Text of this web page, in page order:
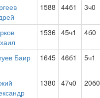
1588 44б1 3ч0
1536 45ч1 4б0
Баир 1645 46б1 5ч1
1380 47ч0 20б0